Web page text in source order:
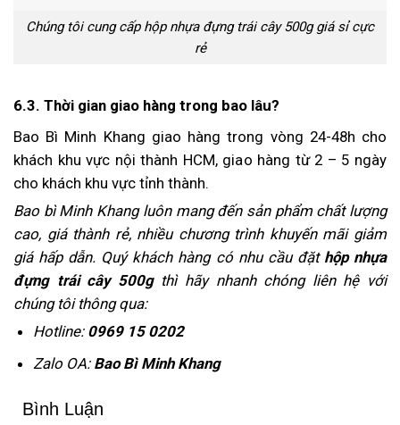
Chúng tôi cung cấp hộp nhựa đựng trái cây 500g giá sỉ cực
rẻ
6.3. Thời gian giao hàng trong bao lâu?
Bao Bì Minh Khang giao hàng trong vòng 24-48h cho
khách khu vực nội thành HCM, giao hàng từ 2 – 5 ngày
cho khách khu vực tỉnh thành.
Bao bì Minh Khang luôn mang đến sản phẩm chất lượng
cao, giá thành rẻ, nhiều chương trình khuyến mãi giảm
giá hấp dẫn. Quý khách hàng có nhu cầu đặt hộp nhựa
đựng trái cây 500gthì hãy nhanh chóng liên hệ với
chúng tôi thông qua:
Hotline: 0969 15 0202
Zalo OA: Bao Bì Minh Khang
Bình Luận